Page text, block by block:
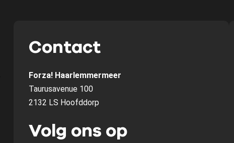
Contact
Forza! Haarlemmermeer
Taurusavenue 100
2132 LS Hoofddorp
Volg ons op